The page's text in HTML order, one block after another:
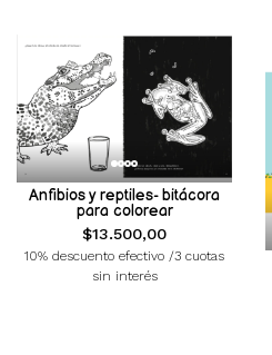
Anfibios y reptiles- bitácora
para colorear
$13.500,00
10% descuento efectivo /3 cuotas
sin interés